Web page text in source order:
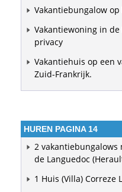
Vakantiebungalow
Vakantiewoning in de
privacy
Vakantiehuis op een
Zuid-Frankrijk.
HUREN PAGINA 14
2 vakantiebungalows
de Languedoc
1 Huis (Villa) Correze